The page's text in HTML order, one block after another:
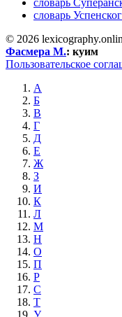
словарь
словарь
© 2026
Фасмера М.: куим
Пользовательское
А
Б
В
Г
Д
Е
Ж
З
И
К
Л
М
Н
О
П
Р
С
Т